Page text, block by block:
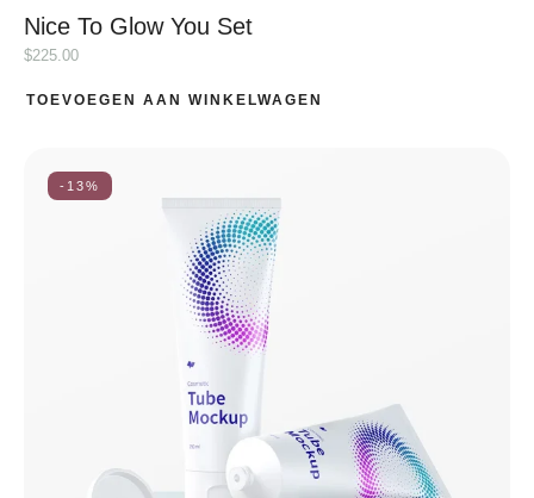
Nice To Glow You Set
$225.00
TOEVOEGEN AAN WINKELWAGEN
-13%